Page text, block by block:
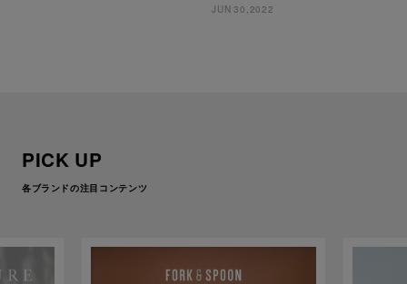
JUN 30,2022
PICK UP
各ブランドの注目コンテンツ